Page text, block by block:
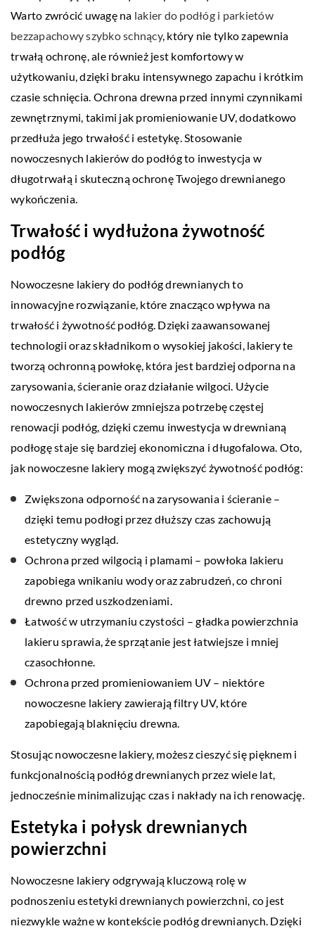
Warto zwrócić uwagę na lakier do podłóg i parkietów
bezzapachowy szybko schnący, który nie tylko zapewnia
trwałą ochronę, ale również jest komfortowy w
użytkowaniu, dzięki braku intensywnego zapachu i krótkim
czasie schnięcia. Ochrona drewna przed innymi czynnikami
zewnętrznymi, takimi jak promieniowanie UV, dodatkowo
przedłuża jego trwałość i estetykę. Stosowanie
nowoczesnych lakierów do podłóg to inwestycja w
długotrwałą i skuteczną ochronę Twojego drewnianego
wykończenia.
Trwałość i wydłużona żywotność
podłóg
Nowoczesne lakiery do podłóg drewnianych to
innowacyjne rozwiązanie, które znacząco wpływa na
trwałość i żywotność podłóg. Dzięki zaawansowanej
technologii oraz składnikom o wysokiej jakości, lakiery te
tworzą ochronną powłokę, która jest bardziej odporna na
zarysowania, ścieranie oraz działanie wilgoci. Użycie
nowoczesnych lakierów zmniejsza potrzebę częstej
renowacji podłóg, dzięki czemu inwestycja w drewnianą
podłogę staje się bardziej ekonomiczna i długofalowa. Oto,
jak nowoczesne lakiery mogą zwiększyć żywotność podłóg:
Zwiększona odporność na zarysowania i ścieranie –
dzięki temu podłogi przez dłuższy czas zachowują
estetyczny wygląd.
Ochrona przed wilgocią i plamami – powłoka lakieru
zapobiega wnikaniu wody oraz zabrudzeń, co chroni
drewno przed uszkodzeniami.
Łatwość w utrzymaniu czystości – gładka powierzchnia
lakieru sprawia, że sprzątanie jest łatwiejsze i mniej
czasochłonne.
Ochrona przed promieniowaniem UV – niektóre
nowoczesne lakiery zawierają filtry UV, które
zapobiegają blaknięciu drewna.
Stosując nowoczesne lakiery, możesz cieszyć się pięknem i
funkcjonalnością podłóg drewnianych przez wiele lat,
jednocześnie minimalizując czas i nakłady na ich renowację.
Estetyka i połysk drewnianych
powierzchni
Nowoczesne lakiery odgrywają kluczową rolę w
podnoszeniu estetyki drewnianych powierzchni, co jest
niezwykle ważne w kontekście podłóg drewnianych. Dzięki